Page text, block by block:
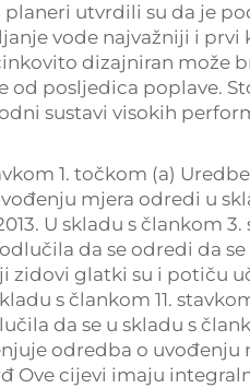
utvrdili su da je
vode najvažniji i prvi
dizajniran može
od posljedica poplave.
sustavi visokih
1. točkom (a)
mjera odredi u
U skladu s člankom
odlučila da se odredi da
zidovi glatki su i potiču
s člankom 11.
da se u skladu s
odredba o uvođenju
Ove cijevi imaju